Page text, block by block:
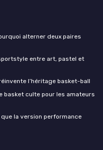
alterner deux paires
entre art, pastel et
l’héritage basket-ball
basket culte pour les amateurs
que la version performance